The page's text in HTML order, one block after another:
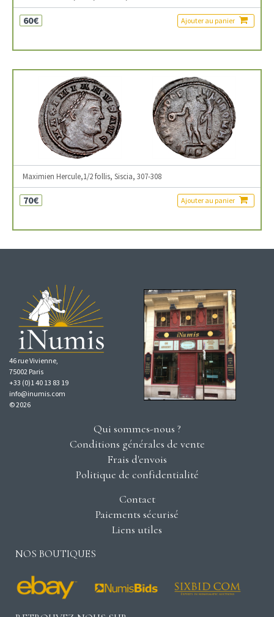
60€ Ajouter au panier
Maximien Hercule,1/2 follis, Siscia, 307-308
70€ Ajouter au panier
46 rue Vivienne,
75002 Paris
+33 (0)1 40 13 83 19
info@inumis.com
© 2026
Qui sommes-nous ?
Conditions générales de vente
Frais d'envois
Politique de confidentialité
Contact
Paiements sécurisé
Liens utiles
NOS BOUTIQUES